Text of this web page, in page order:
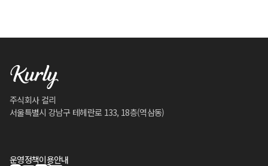
주식회사 컬리
서울특별시 강남구 테헤란로 133, 18층(역삼동)
운영정책이용안내